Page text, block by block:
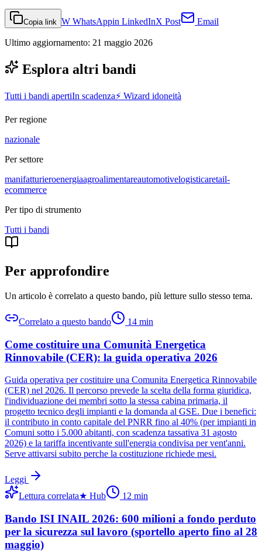
Copia link W WhatsAppin LinkedInX Post Email
Ultimo aggiornamento: 21 maggio 2026
Esplora altri bandi
Tutti i bandi apertiIn scadenza⚡ Wizard idoneità
Per regione
nazionale
Per settore
manifatturieroenergiaagroalimentareautomotivelogisticaretail-
ecommerce
Per tipo di strumento
Tutti i bandi
Per approfondire
Un articolo è correlato a questo bando, più letture sullo stesso tema.
Correlato a questo bando 14 min
Come costituire una Comunità Energetica
Rinnovabile (CER): la guida operativa 2026
Guida operativa per costituire una Comunita Energetica Rinnovabile
(CER) nel 2026. Il percorso prevede la scelta della forma giuridica,
l'individuazione dei membri sotto la stessa cabina primaria, il
progetto tecnico degli impianti e la domanda al GSE. Due i benefici:
il contributo in conto capitale del PNRR fino al 40% (per impianti in
Comuni sotto i 5.000 abitanti, con scadenza tassativa 31 agosto
2026) e la tariffa incentivante sull'energia condivisa per vent'anni.
Serve attivarsi subito perche la costituzione richiede mesi.
Leggi
Lettura correlata★ Hub 12 min
Bando ISI INAIL 2026: 600 milioni a fondo perduto
per la sicurezza sul lavoro (sportello aperto fino al 28
maggio)